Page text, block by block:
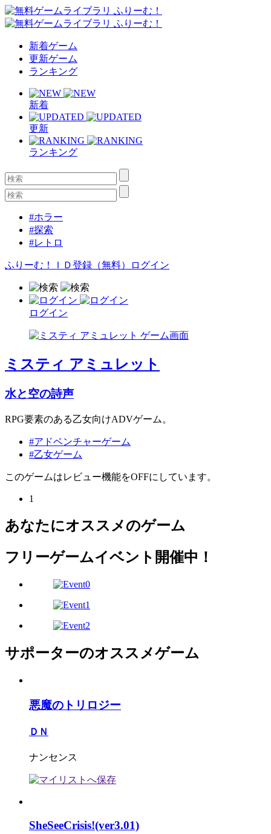
新着ゲーム
更新ゲーム
ランキング
新着
更新
ランキング
#ホラー
#探索
#レトロ
ふりーむ！ＩＤ登録（無料） ログイン
ログイン
ミスティ アミュレット
水と空の詩声
RPG要素のある乙女向けADVゲーム。
#アドベンチャーゲーム
#乙女ゲーム
このゲームはレビュー機能をOFFにしています。
1
あなたにオススメのゲーム
フリーゲームイベント開催中！
サポーターのオススメゲーム
悪魔のトリロジー
ＤＮ
ナンセンス
SheSeeCrisis!(ver3.01)